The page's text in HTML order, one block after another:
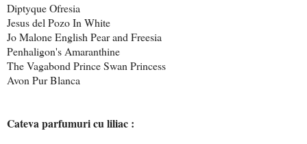
Diptyque Ofresia
Jesus del Pozo In White
Jo Malone English Pear and Freesia
Penhaligon's Amaranthine
The Vagabond Prince Swan Princess
Avon Pur Blanca
Cateva parfumuri cu liliac :